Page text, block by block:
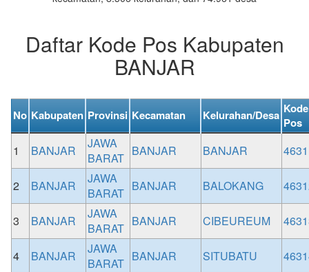
Daftar Kode Pos Kabupaten
BANJAR
No Kabupaten Provinsi Kecamatan Kelurahan/Desa Kode
Pos
1 BANJAR
JAWA
BARAT BANJAR BANJAR
2 BANJAR
JAWA
BARAT BANJAR BALOKANG
3 BANJAR
JAWA
BARAT BANJAR CIBEUREUM
4 BANJAR
JAWA
BARAT BANJAR SITUBATU